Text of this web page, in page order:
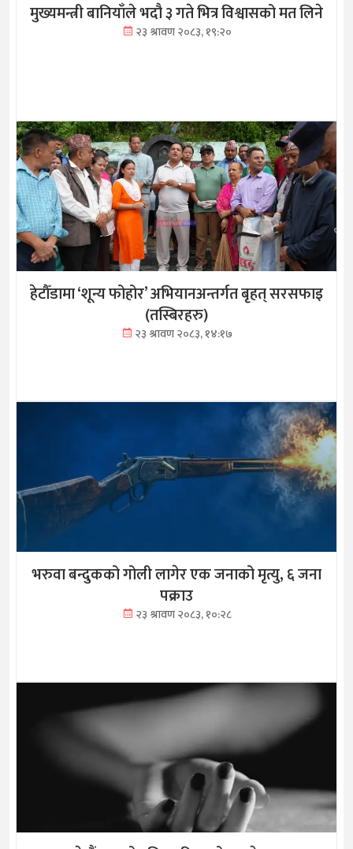
मुख्यमन्त्री बानियाँले भदौ ३ गते भित्र विश्वासको मत लिने
२३ श्रावण २०८३, १९:२०
हेटौँडामा ‘शून्य फोहोर’ अभियानअन्तर्गत बृहत् सरसफाइ
(तस्बिरहरु)
२३ श्रावण २०८३, १४:१७
भरुवा बन्दुकको गोली लागेर एक जनाको मृत्यु, ६ जना
पक्राउ
२३ श्रावण २०८३, १०:२८